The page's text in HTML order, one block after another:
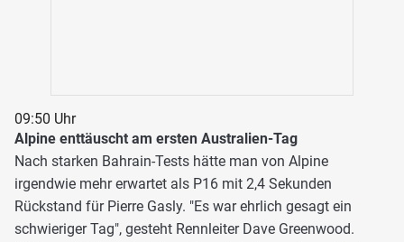
09:50 Uhr
Alpine enttäuscht am ersten Australien-Tag
Nach starken Bahrain-Tests hätte man von Alpine
irgendwie mehr erwartet als P16 mit 2,4 Sekunden
Rückstand für Pierre Gasly. "Es war ehrlich gesagt ein
schwieriger Tag", gesteht Rennleiter Dave Greenwood.